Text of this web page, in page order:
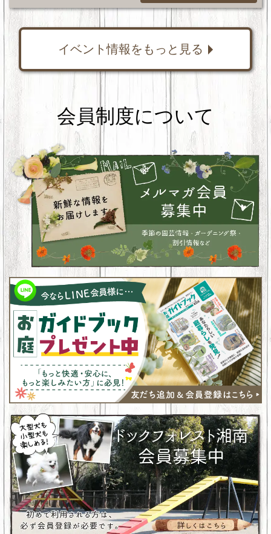
イベント情報をもっと見る
会員制度について